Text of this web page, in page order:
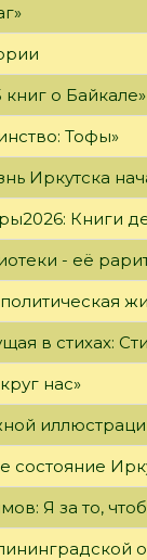
о Байкале»
Тофы»
Иркутска
Книги
- её
в стихах:
нас»
состояние
Я за то,